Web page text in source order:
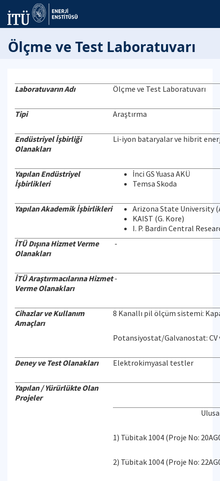
Ölçme ve Test Laboratuvarı
Laboratuvarın Adı Ölçme ve Test Laboratuvarı
Tipi Araştırma
Endüstriyel İşbirliği
Olanakları
Li-iyon bataryalar ve hibrit
Yapılan Endüstriyel
İşbirlikleri
İnci GS Yuasa AKÜ
Temsa Skoda
Yapılan Akademik İşbirlikleri
Arizona State University
KAIST (G. Kore)
I. P. Bardin Central
İTÜ Dışına Hizmet Verme
Olanakları
-
İTÜ Araştırmacılarına Hizmet
Verme Olanakları
-
Cihazlar ve Kullanım
Amaçları
8 Kanallı pil ölçüm sistemi:
Potansiyostat/Galvanostat: CV
Deney ve Test Olanakları Elektrokimyasal testler
Yapılan / Yürürlükte Olan
Projeler
1) Tübitak 1004 (Proje No:
2) Tübitak 1004 (Proje No: